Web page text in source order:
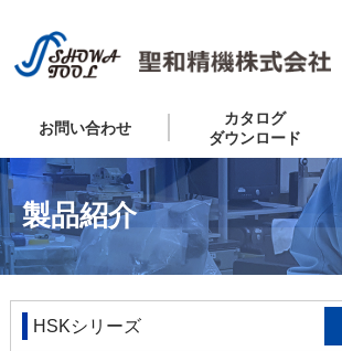
お問い合わせ
カタログ
ダウンロード
製品紹介
HSKシリーズ